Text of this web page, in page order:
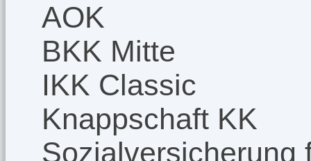
AOK
BKK Mitte
IKK Classic
Knappschaft KK
Sozialversicherung